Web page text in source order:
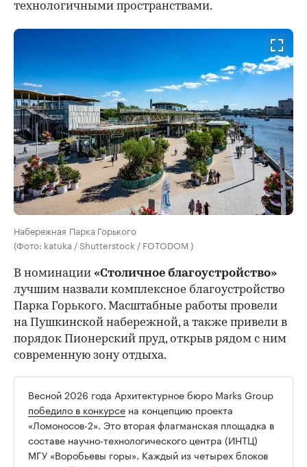
технологичными пространствами.
Набережная Парка Горького
(Фото: katuka / Shutterstock / FOTODOM )
В номинации «Столичное благоустройство»
лучшим назвали комплексное благоустройство
Парка Горького. Масштабные работы провели
на Пушкинской набережной, а также привели в
порядок Пионерский пруд, открыв рядом с ним
современную зону отдыха.
Весной 2026 года Архитектурное бюро Marks Group
победило в конкурсе на концепцию проекта
«Ломоносов-2». Это вторая флагманская площадка в
составе научно-технологического центра (ИНТЦ)
МГУ «Воробьевы горы». Каждый из четырех блоков